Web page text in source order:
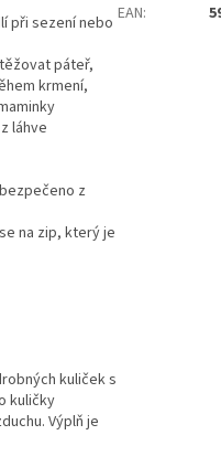
při sezení nebo
páteř,
krmení,
láhve
z
na zip, který je
kuliček s
kuličky
Výplň je
EAN: